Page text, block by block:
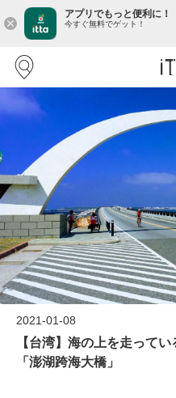
close
アプリでもっと便利に！
今すぐ無料でゲット！
2021-01-08
【台湾】海の上を走って
「澎湖跨海大橋」